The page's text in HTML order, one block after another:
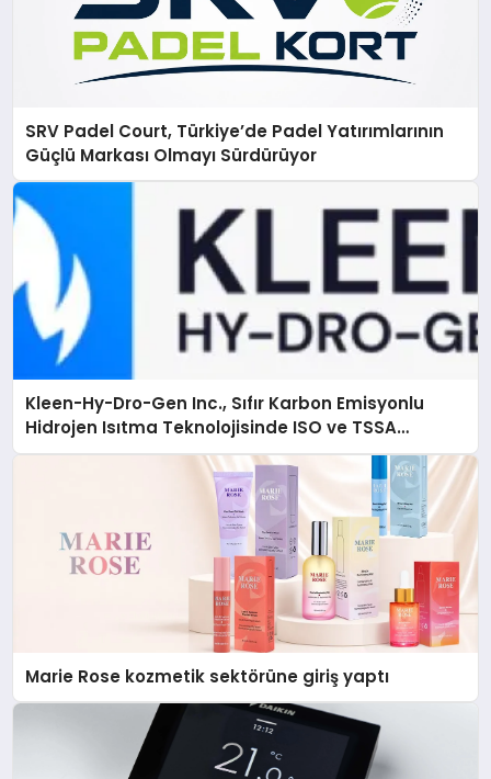
SRV Padel Court, Türkiye’de Padel Yatırımlarının
Güçlü Markası Olmayı Sürdürüyor
Kleen-Hy-Dro-Gen Inc., Sıfır Karbon Emisyonlu
Hidrojen Isıtma Teknolojisinde ISO ve TSSA
Düzenleyici Onaylarını Aldı
Marie Rose kozmetik sektörüne giriş yaptı